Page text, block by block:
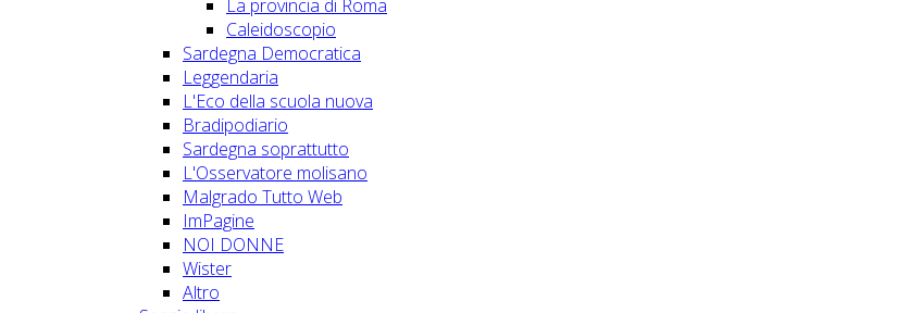
La provincia di Roma
Caleidoscopio
Sardegna Democratica
Leggendaria
L'Eco della scuola nuova
Bradipodiario
Sardegna soprattutto
L'Osservatore molisano
Malgrado Tutto Web
ImPagine
NOI DONNE
Wister
Altro